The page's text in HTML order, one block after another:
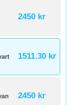
2450 kr
1511.30 kr
2450 kr